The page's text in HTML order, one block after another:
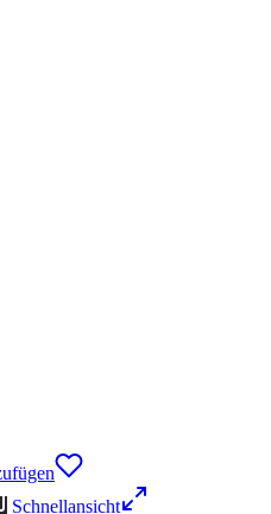
Schnellansicht